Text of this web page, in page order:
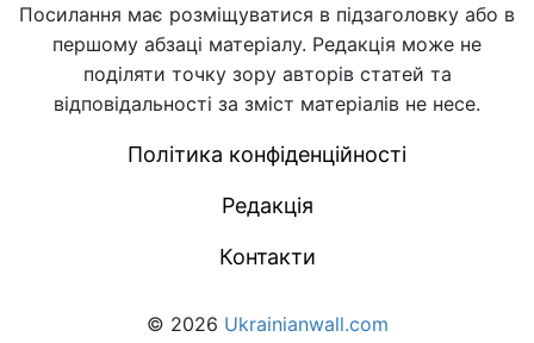
Посилання має розміщуватися в підзаголовку або в
першому абзаці матеріалу. Редакція може не
поділяти точку зору авторів статей та
відповідальності за зміст матеріалів не несе.
Політика конфіденційності
Редакція
Контакти
© 2026 Ukrainianwall.com